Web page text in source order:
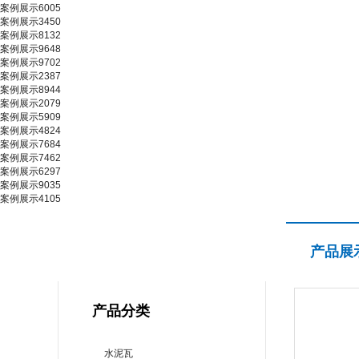
案例展示6005
案例展示3450
案例展示8132
案例展示9648
案例展示9702
案例展示2387
案例展示8944
案例展示2079
案例展示5909
案例展示4824
案例展示7684
案例展示7462
案例展示6297
案例展示9035
案例展示4105
产品分类
水泥瓦
产品展